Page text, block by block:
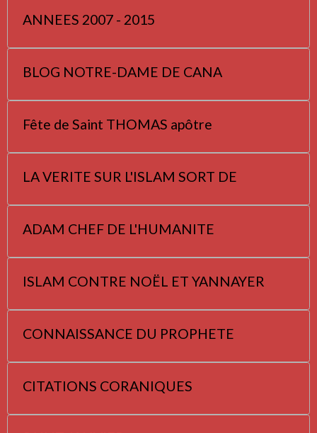
ANNEES 2007 - 2015
BLOG NOTRE-DAME DE CANA
Fête de Saint THOMAS apôtre
LA VERITE SUR L'ISLAM SORT DE
ADAM CHEF DE L'HUMANITE
ISLAM CONTRE NOËL ET YANNAYER
CONNAISSANCE DU PROPHETE
CITATIONS CORANIQUES